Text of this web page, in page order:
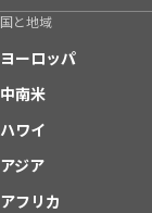
国と地域
ヨーロッパ
中南米
ハワイ
アジア
アフリカ